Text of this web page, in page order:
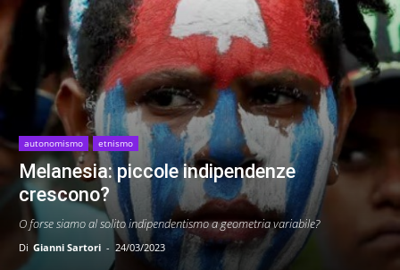
autonomismo etnismo
Melanesia: piccole indipendenze
crescono?
O forse siamo al solito indipendentismo a geometria variabile?
Di Gianni Sartori - 24/03/2023